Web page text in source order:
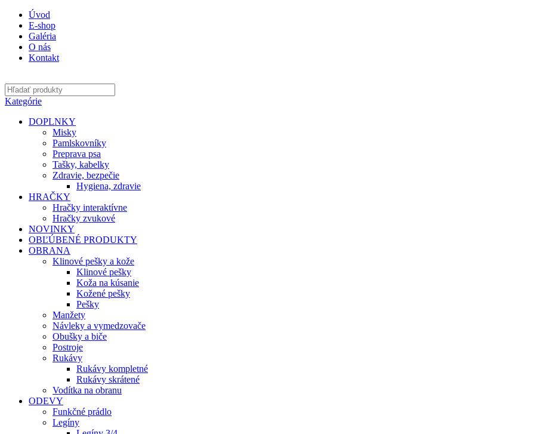
Úvod
E-shop
Galéria
O nás
Kontakt
Kategórie
DOPLNKY
Misky
Pamlskovníky
Preprava psa
Tašky, kabelky
Zdravie, bezpečie
Hygiena, zdravie
HRAČKY
Hračky interaktívne
Hračky zvukové
NOVINKY
OBĽÚBENÉ PRODUKTY
OBRANA
Klinové pešky a kože
Klinové pešky
Koža na kúsanie
Kožené pešky
Pešky
Manžety
Návleky a vymedzovače
Obušky a biče
Postroje
Rukávy
Rukávy kompletné
Rukávy skrátené
Vodítka na obranu
ODEVY
Funkčné prádlo
Legíny